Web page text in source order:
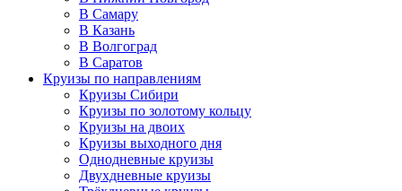
В Самару
В Казань
В Волгоград
В Саратов
Круизы по направлениям
Круизы Сибири
Круизы по золотому кольцу
Круизы на двоих
Круизы выходного дня
Однодневные круизы
Двухдневные круизы